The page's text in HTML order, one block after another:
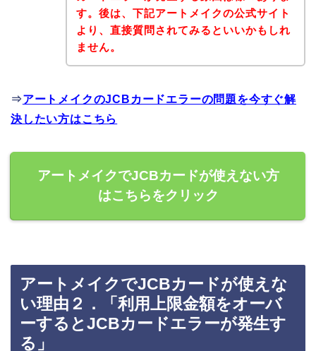
す。後は、下記アートメイクの公式サイト
より、直接質問されてみるといいかもしれ
ません。
⇒アートメイクのJCBカードエラーの問題を今すぐ解
決したい方はこちら
アートメイクでJCBカードが使えない方
はこちらをクリック
アートメイクでJCBカードが使えな
い理由２．「利用上限金額をオーバ
ーするとJCBカードエラーが発生す
る」